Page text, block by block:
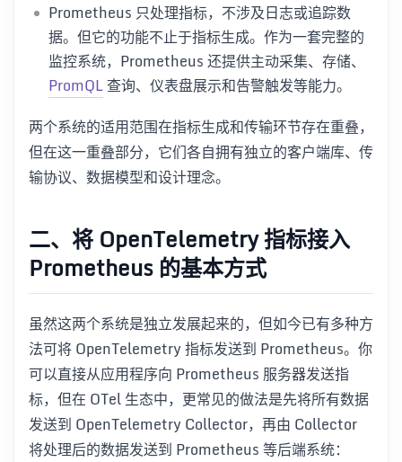
Prometheus 只处理指标，不涉及日志或追踪数
据。但它的功能不止于指标生成。作为一套完整的
监控系统，Prometheus 还提供主动采集、存储、
PromQL查询、仪表盘展示和告警触发等能力。
两个系统的适用范围在指标生成和传输环节存在重叠，
但在这一重叠部分，它们各自拥有独立的客户端库、传
输协议、数据模型和设计理念。
二、将 OpenTelemetry 指标接入
Prometheus 的基本方式
虽然这两个系统是独立发展起来的，但如今已有多种方
法可将 OpenTelemetry 指标发送到 Prometheus。你
可以直接从应用程序向 Prometheus 服务器发送指
标，但在 OTel 生态中，更常见的做法是先将所有数据
发送到 OpenTelemetry Collector，再由 Collector
将处理后的数据发送到 Prometheus 等后端系统：